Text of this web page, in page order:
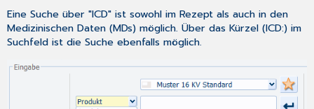
Eine Suche über "ICD" ist sowohl im Rezept als auch in den
Medizinischen Daten (MDs) möglich. Über das Kürzel (ICD:) im
Suchfeld ist die Suche ebenfalls möglich.